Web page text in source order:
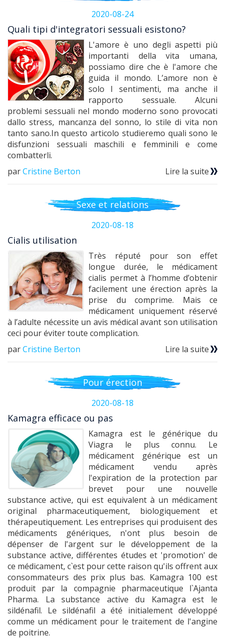
2020-08-24
Quali tipi d'integratori sessuali esistono?
L'amore è uno degli aspetti più
importanti della vita umana,
possiamo dire che è l'amore che
guida il mondo. L’amore non è
solo I sentimenti, ma anche il
rapporto sessuale. Alcuni
problemi sessuali nel mondo moderno sono provocati
dallo stress, mancanza del sonno, lo stile di vita non
tanto sano.In questo articolo studieremo quali sono le
disfunzioni sessuali maschili e femminili e come
combatterli.
parCristine Berton Lire la suite
Sexe et relations
2020-08-18
Cialis utilisation
Très réputé pour son effet
longue durée, le médicament
cialis permet à l’homme d’obtenir
facilement une érection après la
prise du comprime. Mais ce
médicament uniquement réservé
à l’adulte nécessite un avis médical avant son utilisation
ceci pour éviter toute complication.
parCristine Berton Lire la suite
Pour érection
2020-08-18
Kamagra efficace ou pas
Kamagra est le générique du
Viagra le plus connu. Le
médicament générique est un
médicament vendu après
l'expiration de la protection par
brevet pour une nouvelle
substance active, qui est equivalent à un médicament
original pharmaceutiquement, biologiquement et
thérapeutiquement. Les entreprises qui produisent des
médicaments génériques, n'ont plus besoin de
dépenser de l'argent sur le développement de la
substance active, différentes études et 'promotion' de
ce médicament, c`est pour cette raison qu'ils offrent aux
consommateurs des prix plus bas. Kamagra 100 est
produit par la compagnie pharmaceutique l`Ajanta
Pharma. La substance active du Kamagra est le
sildénafil. Le sildénafil a été initialement développé
comme un médicament pour le traitement de l'angine
de poitrine.